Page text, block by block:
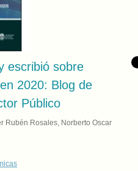
escribió sobre
2020: Blog de
Público
Rubén Rosales, Norberto Oscar